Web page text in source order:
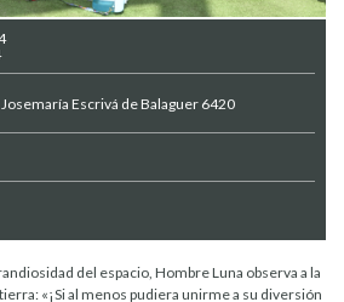
Escrivá de Balaguer 6420
del espacio, Hombre Luna observa a la
«¡Si al menos pudiera unirme a su diversión